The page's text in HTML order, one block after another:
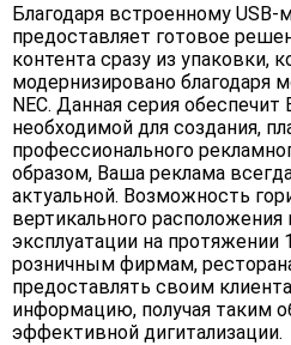
Благодаря встроенному USB-
предоставляет готовое
контента сразу из упаковки,
модернизировано благодаря
NEC. Данная серия
необходимой для создания,
профессионального
образом, Ваша реклама
актуальной. Возможность
вертикального расположения
эксплуатации на протяжении
розничным фирмам,
предоставлять своим
информацию, получая таким
эффективной дигитализации.